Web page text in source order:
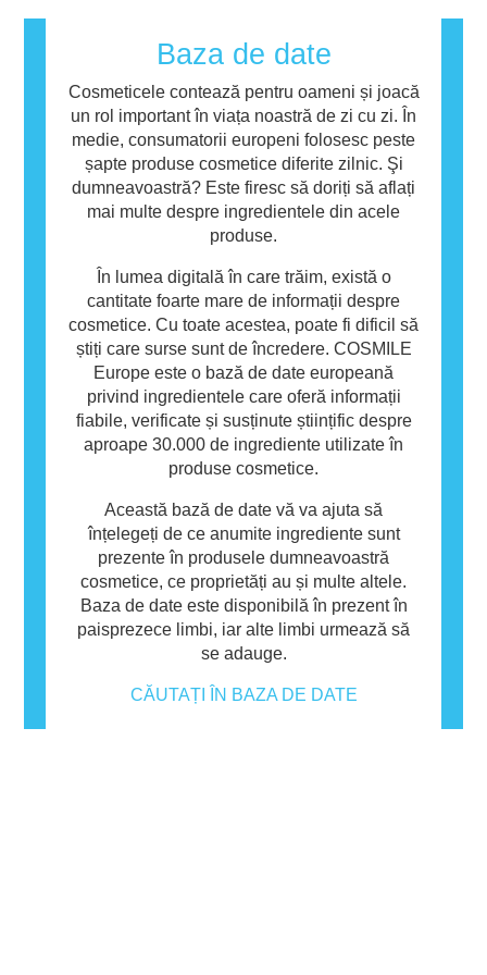
personală pot conține ingrediente care pot fi
alergene pentru unele persoane. Acest lucru
nu înseamnă că produsul nu este sigur pentru
utilizarea de către alte persoane.
Baza de date
Cosmeticele contează pentru oameni și joacă
un rol important în viața noastră de zi cu zi. În
medie, consumatorii europeni folosesc peste
șapte produse cosmetice diferite zilnic. Şi
dumneavoastră? Este firesc să doriți să aflați
mai multe despre ingredientele din acele
produse.
În lumea digitală în care trăim, există o
cantitate foarte mare de informații despre
cosmetice. Cu toate acestea, poate fi dificil să
știți care surse sunt de încredere. COSMILE
Europe este o bază de date europeană
privind ingredientele care oferă informații
fiabile, verificate și susținute științific despre
aproape 30.000 de ingrediente utilizate în
produse cosmetice.
Această bază de date vă va ajuta să
înțelegeți de ce anumite ingrediente sunt
prezente în produsele dumneavoastră
cosmetice, ce proprietăți au și multe altele.
Baza de date este disponibilă în prezent în
paisprezece limbi, iar alte limbi urmează să
se adauge.
CĂUTAȚI ÎN BAZA DE DATE